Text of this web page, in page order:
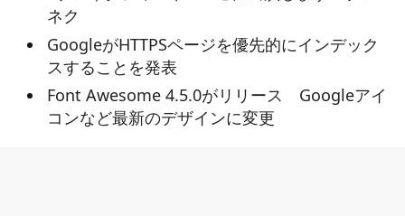
ネク
GoogleがHTTPSページを優先的にインデック
スすることを発表
Font Awesome 4.5.0がリリース Googleアイ
コンなど最新のデザインに変更